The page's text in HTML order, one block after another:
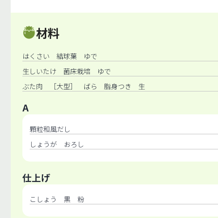
材料
はくさい 結球葉 ゆで
生しいたけ 菌床栽培 ゆで
ぶた肉 ［大型］ ばら 脂身つき 生
A
顆粒和風だし
しょうが おろし
仕上げ
こしょう 黒 粉